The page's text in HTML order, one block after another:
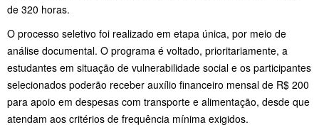
de 320 horas.
O processo seletivo foi realizado em etapa única, por meio de
análise documental. O programa é voltado, prioritariamente, a
estudantes em situação de vulnerabilidade social e os participantes
selecionados poderão receber auxílio financeiro mensal de R$ 200
para apoio em despesas com transporte e alimentação, desde que
atendam aos critérios de frequência mínima exigidos.